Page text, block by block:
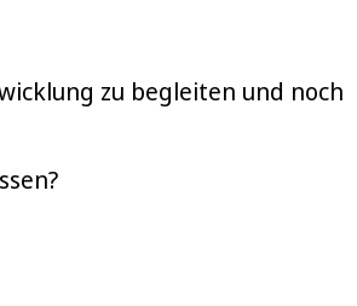
zu begleiten und noch